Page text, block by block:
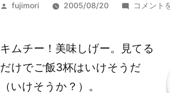
投
fujimori 2005/08/20 コメント
キムチー！美味しげー。見てる
だけでご飯3杯はいけそうだ
（いけそうか？）。